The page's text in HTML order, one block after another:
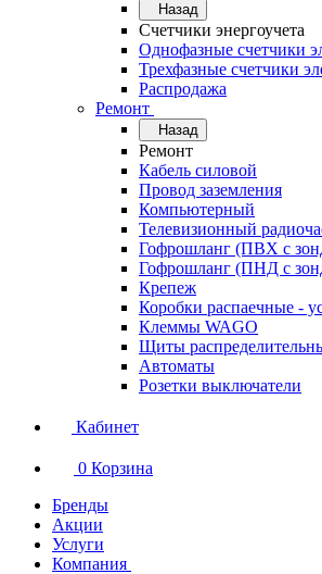
Назад
Счетчики энергоучета
Однофазные счетчики
Трехфазные счетчики
Распродажа
Ремонт
Назад
Ремонт
Кабель силовой
Провод заземления
Компьютерный
Телевизионный
Гофрошланг (ПВХ с
Гофрошланг (ПНД с
Крепеж
Коробки распаечные -
Клеммы WAGO
Щиты
Автоматы
Розетки выключатели
Кабинет
0 Корзина
Бренды
Акции
Услуги
Компания